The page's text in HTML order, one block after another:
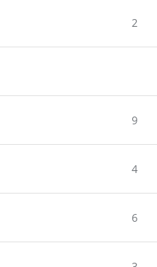
2
9
4
6